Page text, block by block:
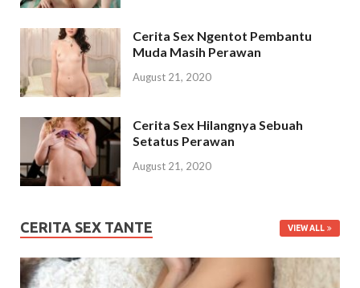
Cerita Sex Ngentot Pembantu
Muda Masih Perawan
August 21, 2020
Cerita Sex Hilangnya Sebuah
Setatus Perawan
August 21, 2020
CERITA SEX TANTE VIEW ALL